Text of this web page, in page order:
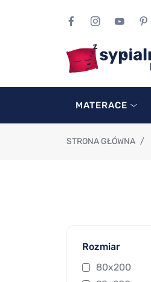
MATERACE
STRONA GŁÓWNA /
Rozmiar
80x200